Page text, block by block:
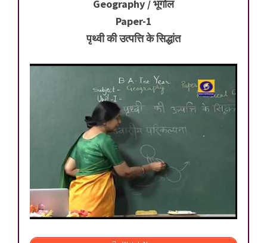
Geography / भूगोल
Paper-1
पृथ्वी की उत्पत्ति के सिद्धांत